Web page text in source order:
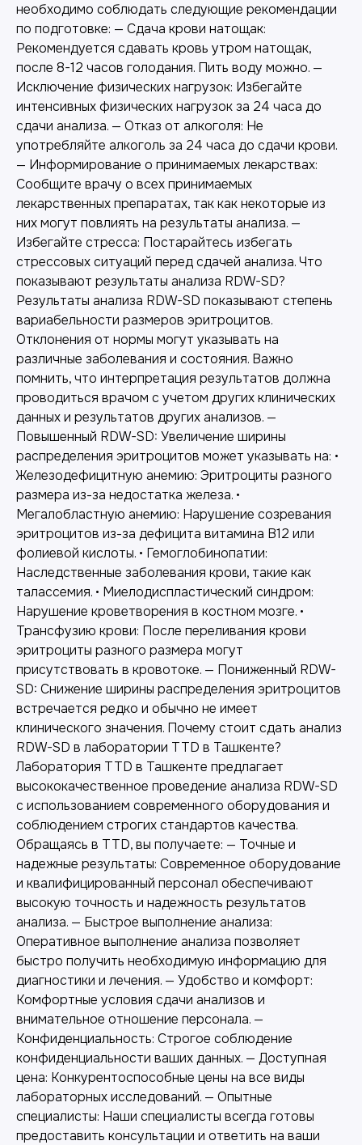
необходимо соблюдать следующие рекомендации
по подготовке: — Сдача крови натощак:
Рекомендуется сдавать кровь утром натощак,
после 8-12 часов голодания. Пить воду можно. —
Исключение физических нагрузок: Избегайте
интенсивных физических нагрузок за 24 часа до
сдачи анализа. — Отказ от алкоголя: Не
употребляйте алкоголь за 24 часа до сдачи крови.
— Информирование о принимаемых лекарствах:
Сообщите врачу о всех принимаемых
лекарственных препаратах, так как некоторые из
них могут повлиять на результаты анализа. —
Избегайте стресса: Постарайтесь избегать
стрессовых ситуаций перед сдачей анализа. Что
показывают результаты анализа RDW-SD?
Результаты анализа RDW-SD показывают степень
вариабельности размеров эритроцитов.
Отклонения от нормы могут указывать на
различные заболевания и состояния. Важно
помнить, что интерпретация результатов должна
проводиться врачом с учетом других клинических
данных и результатов других анализов. —
Повышенный RDW-SD: Увеличение ширины
распределения эритроцитов может указывать на: •
Железодефицитную анемию: Эритроциты разного
размера из-за недостатка железа. •
Мегалобластную анемию: Нарушение созревания
эритроцитов из-за дефицита витамина B12 или
фолиевой кислоты. • Гемоглобинопатии:
Наследственные заболевания крови, такие как
талассемия. • Миелодиспластический синдром:
Нарушение кроветворения в костном мозге. •
Трансфузию крови: После переливания крови
эритроциты разного размера могут
присутствовать в кровотоке. — Пониженный RDW-
SD: Снижение ширины распределения эритроцитов
встречается редко и обычно не имеет
клинического значения. Почему стоит сдать анализ
RDW-SD в лаборатории TTD в Ташкенте?
Лаборатория TTD в Ташкенте предлагает
высококачественное проведение анализа RDW-SD
с использованием современного оборудования и
соблюдением строгих стандартов качества.
Обращаясь в TTD, вы получаете: — Точные и
надежные результаты: Современное оборудование
и квалифицированный персонал обеспечивают
высокую точность и надежность результатов
анализа. — Быстрое выполнение анализа:
Оперативное выполнение анализа позволяет
быстро получить необходимую информацию для
диагностики и лечения. — Удобство и комфорт:
Комфортные условия сдачи анализов и
внимательное отношение персонала. —
Конфиденциальность: Строгое соблюдение
конфиденциальности ваших данных. — Доступная
цена: Конкурентоспособные цены на все виды
лабораторных исследований. — Опытные
специалисты: Наши специалисты всегда готовы
предоставить консультации и ответить на ваши
Другие наши услуги